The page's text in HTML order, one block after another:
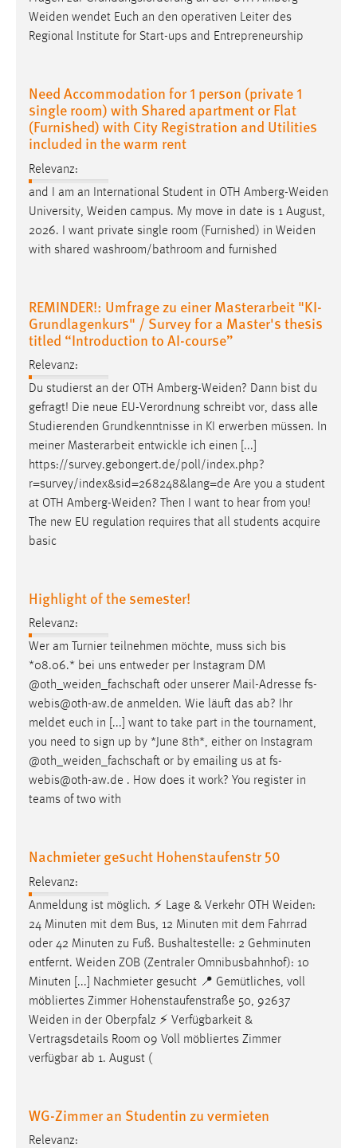
Weiden wendet Euch an den operativen Leiter des
Regional Institute for Start-ups and Entrepreneurship
Need Accommodation for 1 person (private 1
single room) with Shared apartment or Flat
(Furnished) with City Registration and Utilities
included in the warm rent
Relevanz:
and I am an International Student in OTH Amberg-Weiden
University, Weiden campus. My move in date is 1 August,
2026. I want private single room (Furnished) in Weiden
with shared washroom/bathroom and furnished
REMINDER!: Umfrage zu einer Masterarbeit "KI-
Grundlagenkurs" / Survey for a Master's thesis
titled “Introduction to AI-course”
Relevanz:
Du studierst an der OTH Amberg-Weiden? Dann bist du
gefragt! Die neue EU-Verordnung schreibt vor, dass alle
Studierenden Grundkenntnisse in KI erwerben müssen. In
meiner Masterarbeit entwickle ich einen [...]
https://survey.gebongert.de/poll/index.php?
r=survey/index&sid=268248&lang=de Are you a student
at OTH Amberg-Weiden? Then I want to hear from you!
The new EU regulation requires that all students acquire
basic
Highlight of the semester!
Relevanz:
Wer am Turnier teilnehmen möchte, muss sich bis
*08.06.* bei uns entweder per Instagram DM
@oth_weiden_fachschaft oder unserer Mail-Adresse fs-
webis@oth-aw.de anmelden. Wie läuft das ab? Ihr
meldet euch in [...] want to take part in the tournament,
you need to sign up by *June 8th*, either on Instagram
@oth_weiden_fachschaft or by emailing us at fs-
webis@oth-aw.de . How does it work? You register in
teams of two with
Nachmieter gesucht Hohenstaufenstr 50
Relevanz:
Anmeldung ist möglich. ⚡ Lage & Verkehr OTH Weiden:
24 Minuten mit dem Bus, 12 Minuten mit dem Fahrrad
oder 42 Minuten zu Fuß. Bushaltestelle: 2 Gehminuten
entfernt. Weiden ZOB (Zentraler Omnibusbahnhof): 10
Minuten [...] Nachmieter gesucht 📍 Gemütliches, voll
möbliertes Zimmer Hohenstaufenstraße 50, 92637
Weiden in der Oberpfalz ⚡ Verfügbarkeit &
Vertragsdetails Room 09 Voll möbliertes Zimmer
verfügbar ab 1. August (
WG-Zimmer an Studentin zu vermieten
Relevanz:
Zweck:
Das Cookie speichert die gewählte Sprache der Website.
Chat
MibewSessionID, MIBEW_UserID, mibew_locale, mibew-
chat-frame-style-5e9dbeb1811c0446
Zweck:
Wird benötigt um die Chatfunktion nutzen zu können.
5e9dbeb1811c0446 = Sitzungslaufzeit, mibew_locale = 3
Jahre, MIBEW_UserID = 1 Jahr
Login
Name:
Zweck:
Dieser Cookie ist notwendig um sich an der Website
einloggen zu können.
Cookie Laufzeit:
24 Stunden
STATISTIK
Diese Informationen helfen uns zu verstehen, wie
unsere Besucher unsere Website nutzen.
Matomo
Name:
_pk_ref, _pk_cvar, _pk_id, _pk_ses
Zweck:
Zugriffsstatistik
MARKETING
Marketing Cookies werden von Drittanbietern
verwendet, um personalisierte Werbung anzuzeigen.
Sie tun dies, indem sie Besucher über Websites
hinweg verfolgen.
Google Ads
Name:
Google Ireland Limited